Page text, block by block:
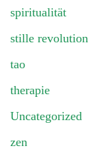
spiritualität
stille revolution
tao
therapie
Uncategorized
zen